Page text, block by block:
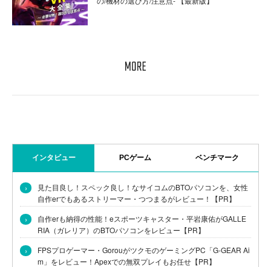
インタビュー PCゲーム ベンチマーク
›
見た目良し！スペック良し！なサイコムのBTOパソコンを、女性
自作erでもあるストリーマー・つつまるがレビュー！【PR】
›
自作erも納得の性能！eスポーツキャスター・平岩康佑がGALLE
RIA（ガレリア）のBTOパソコンをレビュー【PR】
›
FPSプロゲーマー・GorouがツクモのゲーミングPC「G-GEAR Ai
m」をレビュー！Apexでの無双プレイもお任せ【PR】